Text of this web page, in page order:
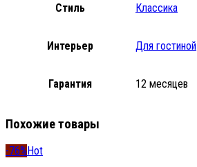
Стиль Классика
Интерьер Для гостиной
Гарантия 12 месяцев
Похожие товары
-76% Hot